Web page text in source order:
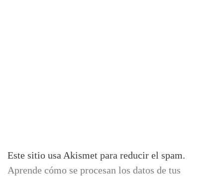
Este sitio usa Akismet para reducir el spam.
Aprende cómo se procesan los datos de tus